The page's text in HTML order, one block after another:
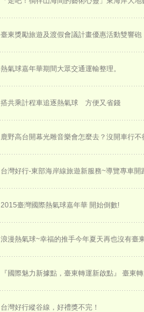
臺東獎勵旅遊及渡假會議計畫優惠活動雙響砲
熱氣球嘉年華期間大眾交通運輸整理。
搭共乘計程車追逐熱氣球 方便又省錢
鹿野高台開幕光雕音樂會怎麼去？沒開車行不
台灣好行-東部海岸線旅遊新服務~導覽專車開
2015臺灣國際熱氣球嘉年華 開始倒數!
浪漫熱氣球~幸福的推手今年夏天再也沒有臺
『國際魅力新據點，臺東轉運新啟點』 臺東轉
台灣好行縱谷線，好禮獎不完！